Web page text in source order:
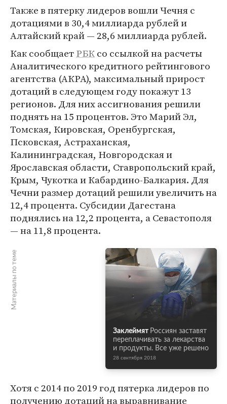
Также в пятерку лидеров вошли Чечня с
дотациями в 30,4 миллиарда рублей и
Алтайский край — 28,6 миллиарда рублей.
Как сообщаетРБКсо ссылкой на расчеты
Аналитического кредитного рейтингового
агентства (АКРА), максимальный прирост
дотаций в следующем году покажут 13
регионов. Для них ассигнования решили
поднять на 15 процентов. Это Марий Эл,
Томская, Кировская, Оренбургская,
Псковская, Астраханская,
Калининградская, Новгородская и
Ярославская области, Ставропольский край,
Крым, Чукотка и Кабардино-Балкария. Для
Чечни размер дотаций решили увеличить на
12,4 процента. Субсидии Дагестана
поднялись на 12,2 процента, а Севастополя
— на 11,8 процента.
Материалы по теме
Заклеймят Россиян заставят
переплачивать за лекарства
и продукты. Все уже решено
28 сентября 2018
Хотя с 2014 по 2019 год пятерка лидеров по
получению дотаций на выравнивание